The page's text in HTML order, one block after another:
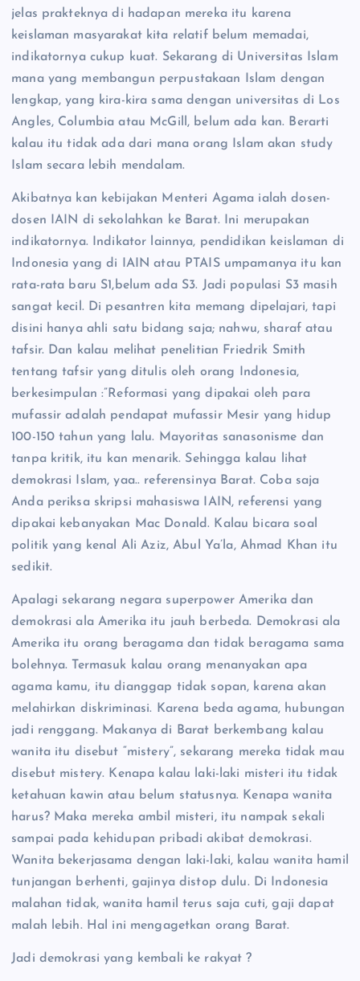
jelas prakteknya di hadapan mereka itu karena
keislaman masyarakat kita relatif belum memadai,
indikatornya cukup kuat. Sekarang di Universitas Islam
mana yang membangun perpustakaan Islam dengan
lengkap, yang kira-kira sama dengan universitas di Los
Angles, Columbia atau McGill, belum ada kan. Berarti
kalau itu tidak ada dari mana orang Islam akan study
Islam secara lebih mendalam.
Akibatnya kan kebijakan Menteri Agama ialah dosen-
dosen IAIN di sekolahkan ke Barat. Ini merupakan
indikatornya. Indikator lainnya, pendidikan keislaman di
Indonesia yang di IAIN atau PTAIS umpamanya itu kan
rata-rata baru S1,belum ada S3. Jadi populasi S3 masih
sangat kecil. Di pesantren kita memang dipelajari, tapi
disini hanya ahli satu bidang saja; nahwu, sharaf atau
tafsir. Dan kalau melihat penelitian Friedrik Smith
tentang tafsir yang ditulis oleh orang Indonesia,
berkesimpulan :”Reformasi yang dipakai oleh para
mufassir adalah pendapat mufassir Mesir yang hidup
100-150 tahun yang lalu. Mayoritas sanasonisme dan
tanpa kritik, itu kan menarik. Sehingga kalau lihat
demokrasi Islam, yaa.. referensinya Barat. Coba saja
Anda periksa skripsi mahasiswa IAIN, referensi yang
dipakai kebanyakan Mac Donald. Kalau bicara soal
politik yang kenal Ali Aziz, Abul Ya’la, Ahmad Khan itu
sedikit.
Apalagi sekarang negara superpower Amerika dan
demokrasi ala Amerika itu jauh berbeda. Demokrasi ala
Amerika itu orang beragama dan tidak beragama sama
bolehnya. Termasuk kalau orang menanyakan apa
agama kamu, itu dianggap tidak sopan, karena akan
melahirkan diskriminasi. Karena beda agama, hubungan
jadi renggang. Makanya di Barat berkembang kalau
wanita itu disebut “mistery”, sekarang mereka tidak mau
disebut mistery. Kenapa kalau laki-laki misteri itu tidak
ketahuan kawin atau belum statusnya. Kenapa wanita
harus? Maka mereka ambil misteri, itu nampak sekali
sampai pada kehidupan pribadi akibat demokrasi.
Wanita bekerjasama dengan laki-laki, kalau wanita hamil
tunjangan berhenti, gajinya distop dulu. Di Indonesia
malahan tidak, wanita hamil terus saja cuti, gaji dapat
malah lebih. Hal ini mengagetkan orang Barat.
Jadi demokrasi yang kembali ke rakyat ?